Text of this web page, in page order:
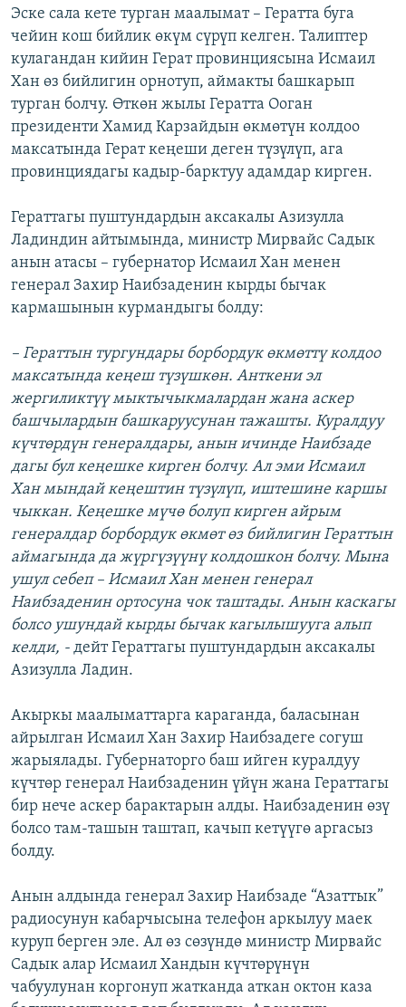
Эске сала кете турган маалымат – Гератта буга
чейин кош бийлик өкүм сүрүп келген. Талиптер
кулагандан кийин Герат провинциясына Исмаил
Хан өз бийлигин орнотуп, аймакты башкарып
турган болчу. Өткөн жылы Гератта Ооган
президенти Хамид Карзайдын өкмөтүн колдоо
максатында Герат кеңеши деген түзүлүп, ага
провинциядагы кадыр-барктуу адамдар кирген.
Гераттагы пуштундардын аксакалы Азизулла
Ладиндин айтымында, министр Мирвайс Садык
анын атасы – губернатор Исмаил Хан менен
генерал Захир Наибзаденин кырды бычак
кармашынын курмандыгы болду:
– Гераттын тургундары борбордук өкмөттү колдоо
максатында кеңеш түзүшкөн. Анткени эл
жергиликтүү мыктычыкмалардан жана аскер
башчылардын башкаруусунан тажашты. Куралдуу
күчтөрдүн генералдары, анын ичинде Наибзаде
дагы бул кеңешке кирген болчу. Ал эми Исмаил
Хан мындай кеңештин түзүлүп, иштешине каршы
чыккан. Кеңешке мүчө болуп кирген айрым
генералдар борбордук өкмөт өз бийлигин Гераттын
аймагында да жүргүзүүнү колдошкон болчу. Мына
ушул себеп – Исмаил Хан менен генерал
Наибзаденин ортосуна чок таштады. Анын каскагы
болсо ушундай кырды бычак кагылышууга алып
келди, - дейт Гераттагы пуштундардын аксакалы
Азизулла Ладин.
Акыркы маалыматтарга караганда, баласынан
айрылган Исмаил Хан Захир Наибзадеге согуш
жарыялады. Губернаторго баш ийген куралдуу
күчтөр генерал Наибзаденин үйүн жана Гераттагы
бир нече аскер барактарын алды. Наибзаденин өзү
болсо там-ташын таштап, качып кетүүгө аргасыз
болду.
Анын алдында генерал Захир Наибзаде “Азаттык”
радиосунун кабарчысына телефон аркылуу маек
куруп берген эле. Ал өз сөзүндө министр Мирвайс
Садык алар Исмаил Хандын күчтөрүнүн
чабуулунан коргонуп жатканда аткан октон каза